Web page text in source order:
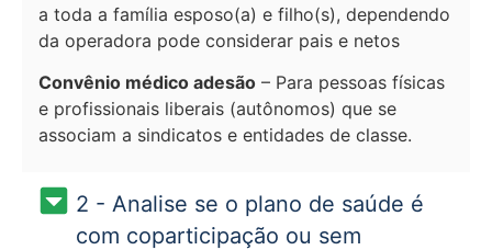
a toda a família esposo(a) e filho(s), dependendo
da operadora pode considerar pais e netos
Convênio médico adesão – Para pessoas físicas
e profissionais liberais (autônomos) que se
associam a sindicatos e entidades de classe.
2 - Analise se o plano de saúde é
com coparticipação ou sem